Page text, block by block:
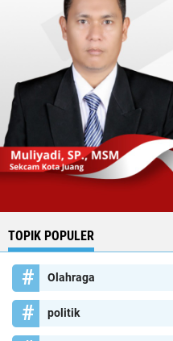
TOPIK POPULER
Olahraga
politik